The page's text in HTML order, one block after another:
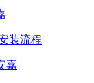
装流程
嘉